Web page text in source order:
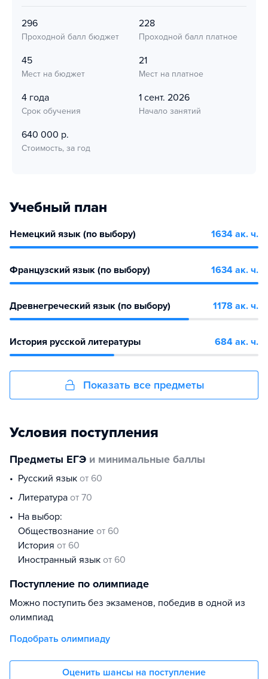
296
Проходной балл бюджет
228
Проходной балл платное
45
Мест на бюджет
21
Мест на платное
4 года
Срок обучения
1 сент. 2026
Начало занятий
640 000 р.
Стоимость, за год
Учебный план
Немецкий язык (по выбору) 1634 ак. ч.
Французский язык (по выбору) 1634 ак. ч.
Древнегреческий язык (по выбору) 1178 ак. ч.
История русской литературы 684 ак. ч.
Показать все предметы
Условия поступления
Предметы ЕГЭ и минимальные баллы
русский язык от 60
литература от 70
На выбор:
обществознание от 60
история от 60
иностранный язык от 60
Поступление по олимпиаде
Можно поступить без экзаменов, победив в одной из
олимпиад
Подобрать олимпиаду
Оценить шансы на поступление